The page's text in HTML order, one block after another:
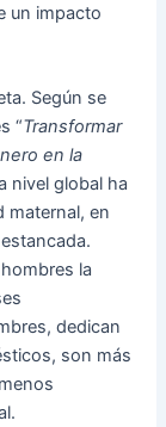
un impacto
Según se
“Transformar
en la
nivel global ha
maternal, en
la
dedican
son más